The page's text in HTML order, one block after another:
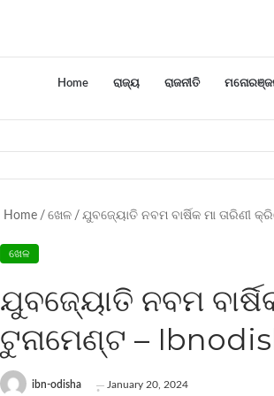
Home ରାଜ୍ୟ ରାଜନୀତି
Home / ଖେଳ / ଯୁବଜ୍ୟୋତି ନବମ ବାର୍ଷିକ ମା ତାରିଣୀ
ଖେଳ
ଯୁବଜ୍ୟୋତି ନବମ
ଟୁନାମେଣ୍ଟ –
ibn-odisha January 20, 2024